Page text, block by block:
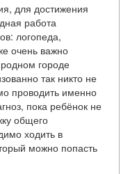
для достижения
работа
логопеда,
очень важно
городе
так никто не
проводить именно
пока ребёнок не
общего
ходить в
можно попасть